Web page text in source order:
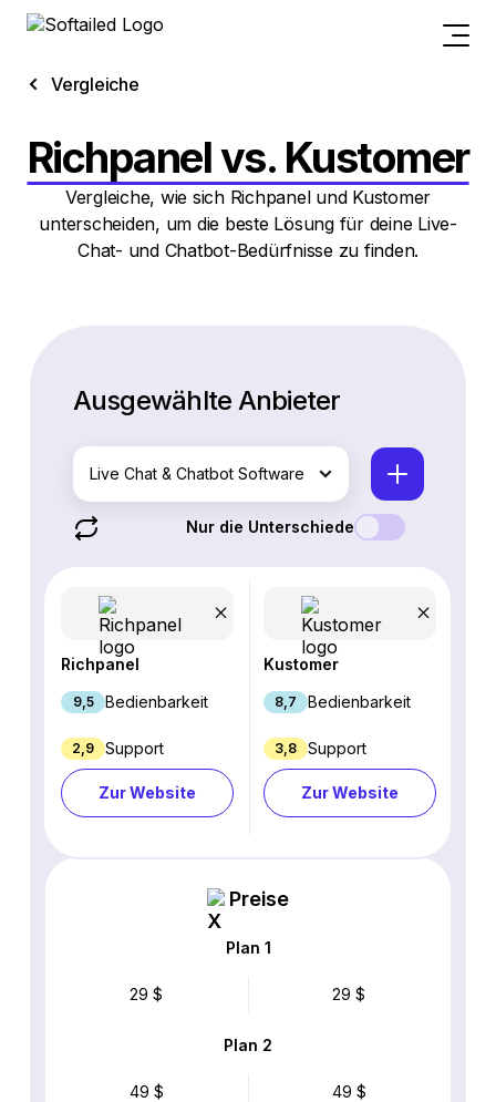
Vergleiche
Richpanel vs. Kustomer
Vergleiche, wie sich Richpanel und Kustomer
unterscheiden, um die beste Lösung für deine Live-
Chat- und Chatbot-Bedürfnisse zu finden.
Ausgewählte Anbieter
Live Chat & Chatbot Software
Nur die Unterschiede
Richpanel
9,5 Bedienbarkeit
2,9 Support
Zur Website
Kustomer
8,7 Bedienbarkeit
3,8 Support
Zur Website
Preise
Plan 1
29 $ 29 $
Plan 2
49 $ 49 $